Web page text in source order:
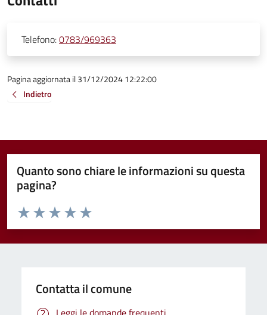
Telefono:0783/969363
Pagina aggiornata il 31/12/2024 12:22:00
Indietro
Quanto sono chiare le informazioni su questa
pagina?
Valuta da 1 a 5 stelle la pagina
Valuta 5 stelle su 5
Valuta 4 stelle su 5
Valuta 3 stelle su 5
Valuta 2 stelle su 5
Valuta 1 stelle su 5
Contatta il comune